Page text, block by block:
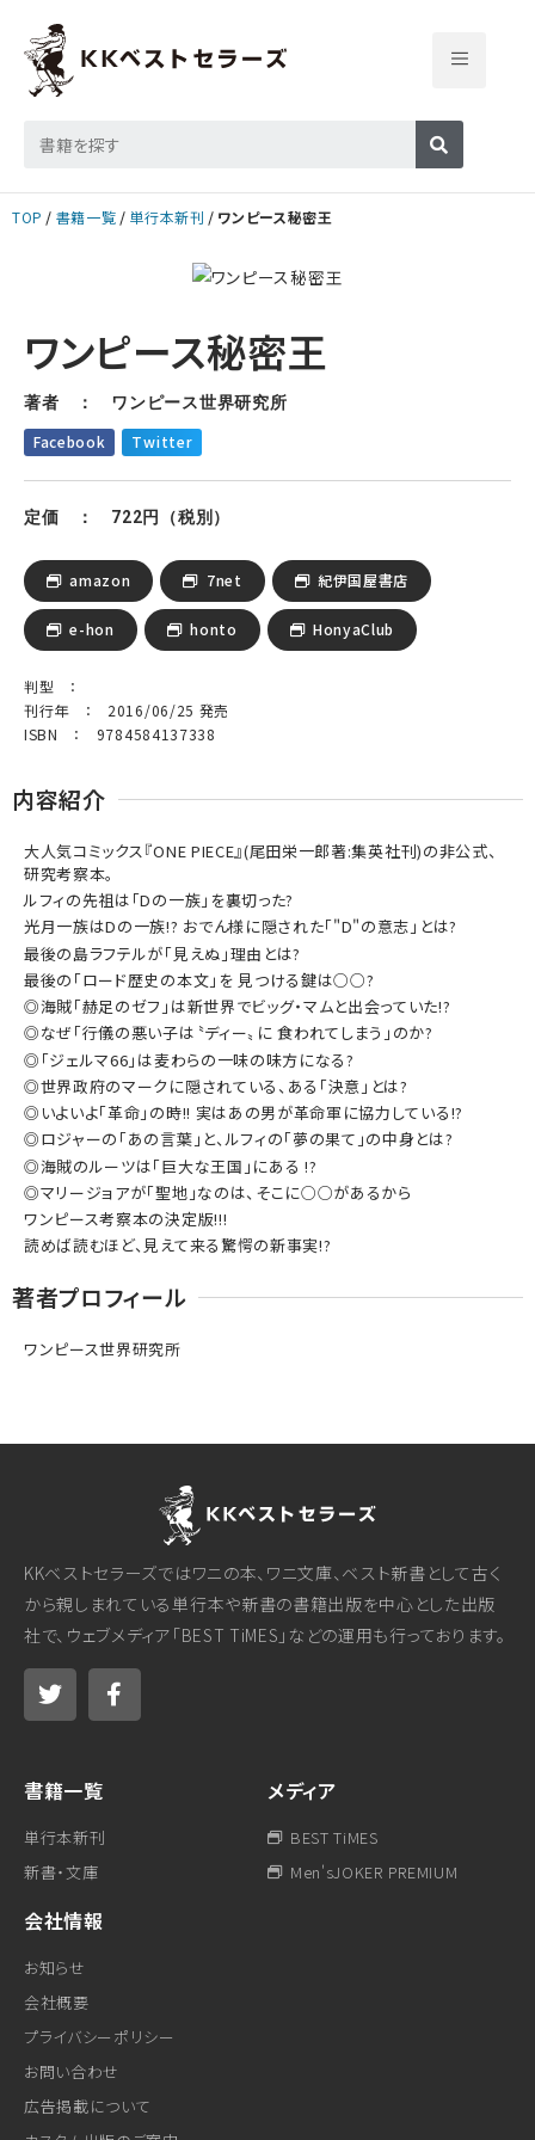
TOP 書籍一覧 単行本新刊 ワンピース秘密王
ワンピース秘密王
著者 ： ワンピース世界研究所
Facebook Twitter
定価 ： 722円（税別）
amazon 7net 紀伊国屋書店
e-hon honto HonyaClub
判型 ：
刊行年 ： 2016/06/25 発売
ISBN ： 9784584137338
内容紹介
大人気コミックス『ONE PIECE』(尾田栄一郎著:集英社刊)の非公式、
研究考察本。
ルフィの先祖は「Dの一族」を裏切った?
光月一族はDの一族!? おでん様に隠された「"D"の意志」とは?
最後の島ラフテルが「見えぬ」理由とは?
最後の「ロード歴史の本文」を 見つける鍵は○○?
◎海賊「赫足のゼフ」は新世界でビッグ・マムと出会っていた!?
◎なぜ「行儀の悪い子は〝ディー〟に 食われてしまう」のか?
◎「ジェルマ66」は麦わらの一味の味方になる?
◎世界政府のマークに隠されている、ある「決意」とは?
◎いよいよ「革命」の時!! 実はあの男が革命軍に協力している!?
◎ロジャーの「あの言葉」と、ルフィの「夢の果て」の中身とは?
◎海賊のルーツは「巨大な王国」にある !?
◎マリージョアが「聖地」なのは、そこに○○があるから
ワンピース考察本の決定版!!!
読めば読むほど、見えて来る驚愕の新事実!?
著者プロフィール
ワンピース世界研究所
KKベストセラーズではワニの本、ワニ文庫、ベスト新書として古く
から親しまれている単行本や新書の書籍出版を中心とした出版
社で、ウェブメディア「BEST TiMES」などの運用も行っております。
書籍一覧
単行本新刊
新書・文庫
メディア
BEST TiMES
Men'sJOKER PREMIUM
会社情報
お知らせ
会社概要
プライバシーポリシー
お問い合わせ
広告掲載について